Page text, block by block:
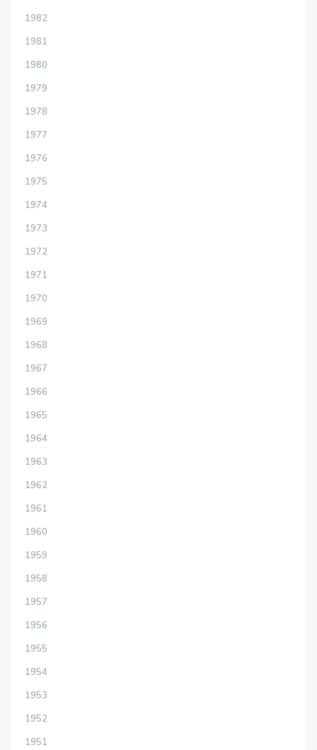
1982
1981
1980
1979
1978
1977
1976
1975
1974
1973
1972
1971
1970
1969
1968
1967
1966
1965
1964
1963
1962
1961
1960
1959
1958
1957
1956
1955
1954
1953
1952
1951